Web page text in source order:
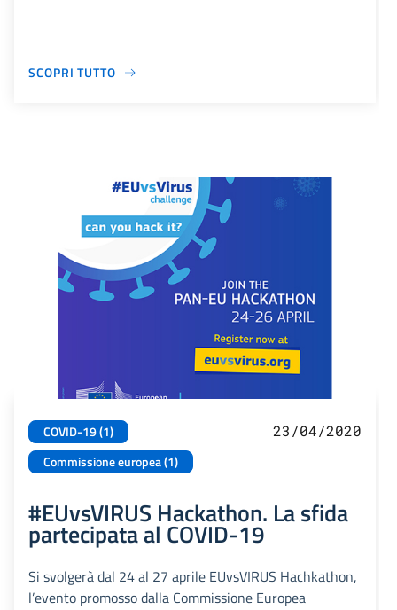
SCOPRI TUTTO
COVID-19 (1)
Commissione europea (1)
23/04/2020
#EUvsVIRUS Hackathon. La sfida
partecipata al COVID-19
Si svolgerà dal 24 al 27 aprile EUvsVIRUS Hachkathon,
l’evento promosso dalla Commissione Europea